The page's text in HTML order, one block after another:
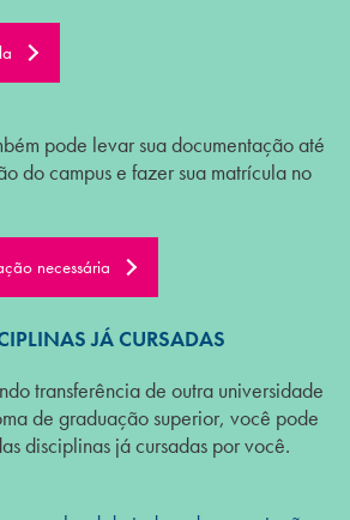
pode levar sua documentação até
do campus e fazer sua matrícula no
necessária
JÁ CURSADAS
transferência de outra universidade
de graduação superior, você pode
disciplinas já cursadas por você.